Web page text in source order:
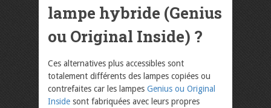
lampe hybride (Genius
ou Original Inside) ?
Ces alternatives plus accessibles sont
totalement différents des lampes copiées ou
contrefaites car les lampes Genius ou Original
Inside sont fabriquées avec leurs propres